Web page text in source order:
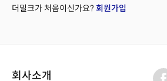
더밀크가 처음이신가요? 회원가입
회사소개